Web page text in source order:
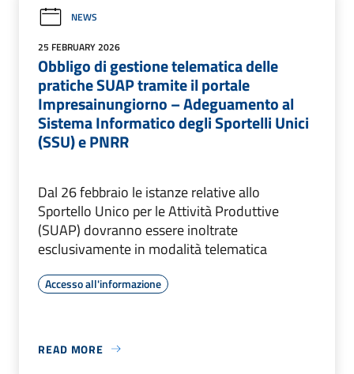
NEWS
25 FEBRUARY 2026
Obbligo di gestione telematica delle
pratiche SUAP tramite il portale
Impresainungiorno – Adeguamento al
Sistema Informatico degli Sportelli Unici
(SSU) e PNRR
Dal 26 febbraio le istanze relative allo
Sportello Unico per le Attività Produttive
(SUAP) dovranno essere inoltrate
esclusivamente in modalità telematica
Accesso all'informazione
READ MORE